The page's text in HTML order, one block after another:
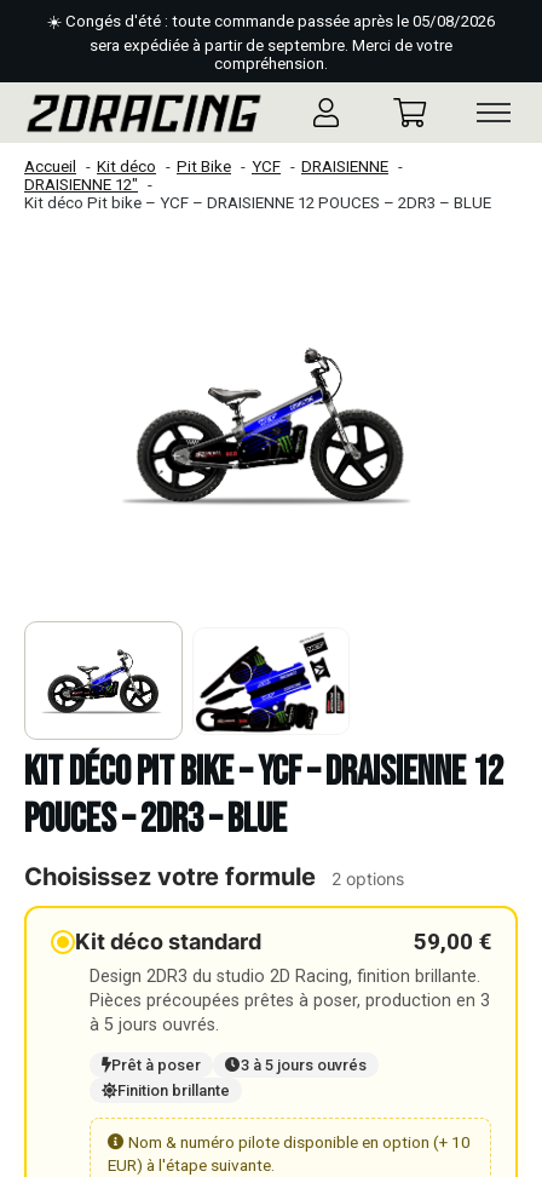
☀️ Congés d'été : toute commande passée après le 05/08/2026
sera expédiée à partir de septembre. Merci de votre
compréhension.
Accueil Kit déco Pit Bike YCF
DRAISIENNE
DRAISIENNE 12"
Kit déco Pit bike – YCF – DRAISIENNE 12 POUCES – 2DR3 – BLUE
Kit déco Pit bike – YCF – DRAISIENNE 12
POUCES – 2DR3 – BLUE
Choisissez votre formule 2 options
Kit déco standard 59,00 €
Design 2DR3 du studio 2D Racing, finition brillante.
Pièces précoupées prêtes à poser, production en 3
à 5 jours ouvrés.
Prêt à poser
3 à 5 jours ouvrés
Finition brillante
Nom & numéro pilote disponible en option (+ 10
EUR) à l'étape suivante.